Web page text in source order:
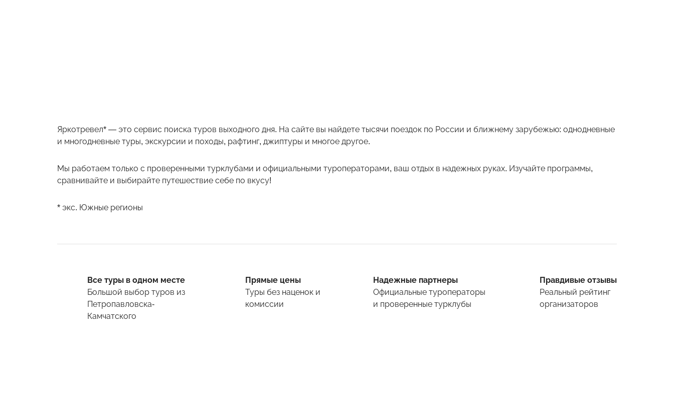
Яркотревел* — это сервис поиска туров выходного дня. На сайте вы найдете тысячи поездок по России и ближнему зарубежью: однодневные
и многодневные туры, экскурсии и походы, рафтинг, джиптуры и многое другое.
Мы работаем только с проверенными турклубами и официальными туроператорами, ваш отдых в надежных руках. Изучайте программы,
сравнивайте и выбирайте путешествие себе по вкусу!
* экс. Южные регионы
Все туры в одном месте
Большой выбор туров из
Петропавловска-
Камчатского
Прямые цены
Туры без наценок и
комиссии
Надежные партнеры
Официальные туроператоры
и проверенные турклубы
Правдивые отзывы
Реальный рейтинг
организаторов